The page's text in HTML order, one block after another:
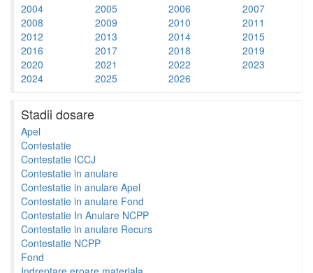
2004
2005 2006
2007
2008
2009 2010
2011
2012
2013 2014
2015
2016
2017 2018
2019
2020
2021 2022
2023
2024
2025 2026
Stadii dosare
Apel
Contestatie
Contestatie ICCJ
Contestatie in anulare
Contestatie in anulare Apel
Contestatie in anulare Fond
Contestatie In Anulare NCPP
Contestatie in anulare Recurs
Contestatie NCPP
Fond